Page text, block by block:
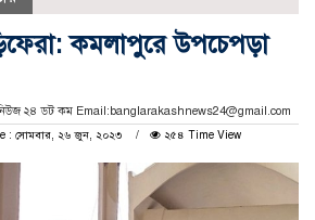
কমলাপুরে উপচেপড়া
২৪ ডট কম Email:banglarakashnews24@gmail.com
: সোমবার, ২৬ জুন, ২০২৩
২৫৪ Time View